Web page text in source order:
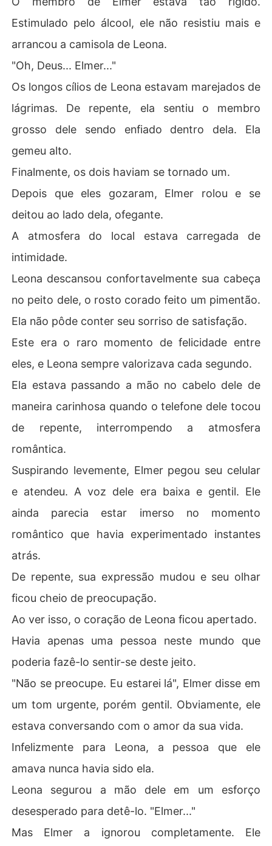
Estimulado pelo álcool, ele não resistiu mais e
arrancou a camisola de Leona.
"Oh, Deus... Elmer..."
Os longos cílios de Leona estavam marejados de
lágrimas. De repente, ela sentiu o membro
grosso dele sendo enfiado dentro dela. Ela
gemeu alto.
Finalmente, os dois haviam se tornado um.
Depois que eles gozaram, Elmer rolou e se
deitou ao lado dela, ofegante.
A atmosfera do local estava carregada de
intimidade.
Leona descansou confortavelmente sua cabeça
no peito dele, o rosto corado feito um pimentão.
Ela não pôde conter seu sorriso de satisfação.
Este era o raro momento de felicidade entre
eles, e Leona sempre valorizava cada segundo.
Ela estava passando a mão no cabelo dele de
maneira carinhosa quando o telefone dele tocou
de repente, interrompendo a atmosfera
romântica.
Suspirando levemente, Elmer pegou seu celular
e atendeu. A voz dele era baixa e gentil. Ele
ainda parecia estar imerso no momento
romântico que havia experimentado instantes
atrás.
De repente, sua expressão mudou e seu olhar
ficou cheio de preocupação.
Ao ver isso, o coração de Leona ficou apertado.
Havia apenas uma pessoa neste mundo que
poderia fazê-lo sentir-se deste jeito.
"Não se preocupe. Eu estarei lá", Elmer disse em
um tom urgente, porém gentil. Obviamente, ele
estava conversando com o amor da sua vida.
Infelizmente para Leona, a pessoa que ele
amava nunca havia sido ela.
Leona segurou a mão dele em um esforço
desesperado para detê-lo. "Elmer..."
Mas Elmer a ignorou completamente. Ele